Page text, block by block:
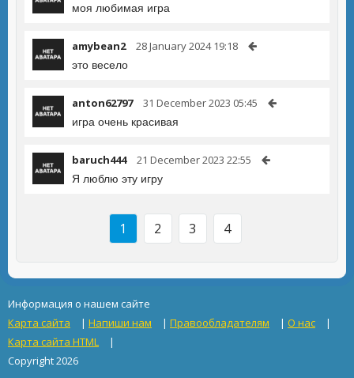
моя любимая игра
amybean2 28 January 2024 19:18
это весело
anton62797 31 December 2023 05:45
игра очень красивая
baruch444 21 December 2023 22:55
Я люблю эту игру
1 2 3 4
Информация о нашем сайте
Карта сайта
| Напиши нам | Правообладателям | О нас
|
Карта сайта HTML
|
Copyright 2026